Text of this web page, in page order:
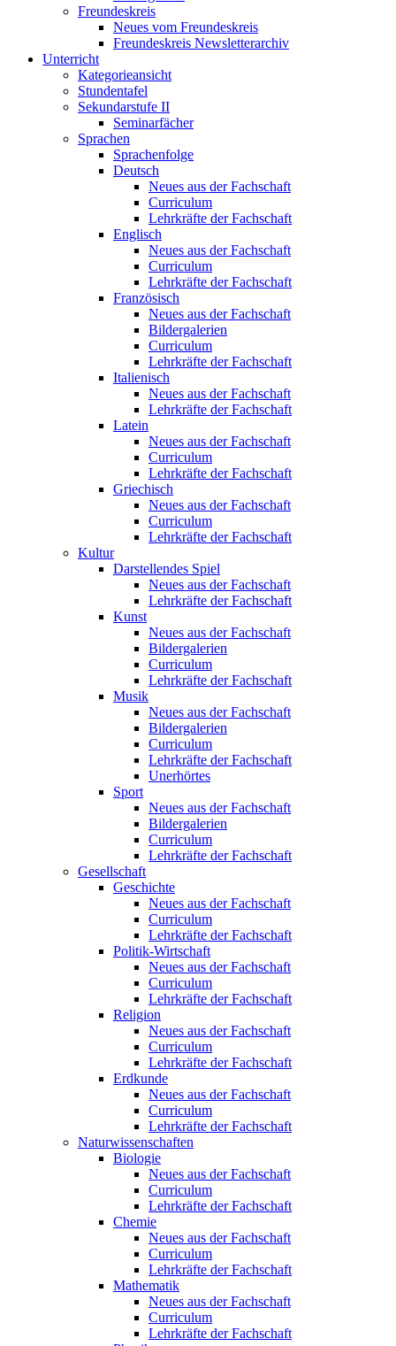
Freundeskreis
Neues vom Freundeskreis
Freundeskreis Newsletterarchiv
Unterricht
Kategorieansicht
Stundentafel
Sekundarstufe II
Seminarfächer
Sprachen
Sprachenfolge
Deutsch
Neues aus der Fachschaft
Curriculum
Lehrkräfte der Fachschaft
Englisch
Neues aus der Fachschaft
Curriculum
Lehrkräfte der Fachschaft
Französisch
Neues aus der Fachschaft
Bildergalerien
Curriculum
Lehrkräfte der Fachschaft
Italienisch
Neues aus der Fachschaft
Lehrkräfte der Fachschaft
Latein
Neues aus der Fachschaft
Curriculum
Lehrkräfte der Fachschaft
Griechisch
Neues aus der Fachschaft
Curriculum
Lehrkräfte der Fachschaft
Kultur
Darstellendes Spiel
Neues aus der Fachschaft
Lehrkräfte der Fachschaft
Kunst
Neues aus der Fachschaft
Bildergalerien
Curriculum
Lehrkräfte der Fachschaft
Musik
Neues aus der Fachschaft
Bildergalerien
Curriculum
Lehrkräfte der Fachschaft
Unerhörtes
Sport
Neues aus der Fachschaft
Bildergalerien
Curriculum
Lehrkräfte der Fachschaft
Gesellschaft
Geschichte
Neues aus der Fachschaft
Curriculum
Lehrkräfte der Fachschaft
Politik-Wirtschaft
Neues aus der Fachschaft
Curriculum
Lehrkräfte der Fachschaft
Religion
Neues aus der Fachschaft
Curriculum
Lehrkräfte der Fachschaft
Erdkunde
Neues aus der Fachschaft
Curriculum
Lehrkräfte der Fachschaft
Naturwissenschaften
Biologie
Neues aus der Fachschaft
Curriculum
Lehrkräfte der Fachschaft
Chemie
Neues aus der Fachschaft
Curriculum
Lehrkräfte der Fachschaft
Mathematik
Neues aus der Fachschaft
Curriculum
Lehrkräfte der Fachschaft